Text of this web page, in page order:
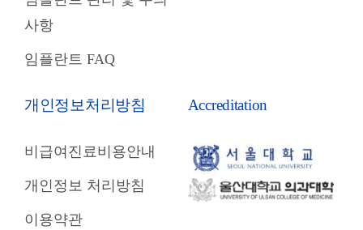
사항
임플란트 FAQ
개인정보처리방침
비급여진료비용안내
개인정보 처리방침
이용약관
Accreditation